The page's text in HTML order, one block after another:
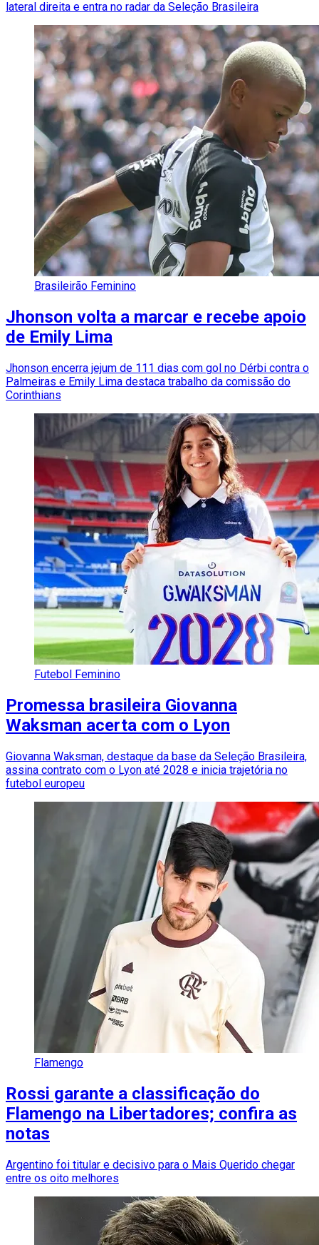
lateral direita e entra no radar da Seleção Brasileira
Brasileirão Feminino
Jhonson volta a marcar e recebe apoio
de Emily Lima
Jhonson encerra jejum de 111 dias com gol no Dérbi contra o
Palmeiras e Emily Lima destaca trabalho da comissão do
Corinthians
Futebol Feminino
Promessa brasileira Giovanna
Waksman acerta com o Lyon
Giovanna Waksman, destaque da base da Seleção Brasileira,
assina contrato com o Lyon até 2028 e inicia trajetória no
futebol europeu
Flamengo
Rossi garante a classificação do
Flamengo na Libertadores; confira as
notas
Argentino foi titular e decisivo para o Mais Querido chegar
entre os oito melhores